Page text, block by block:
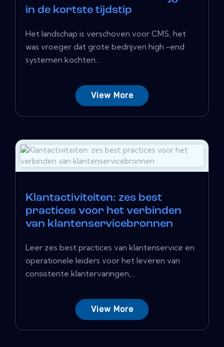
in de kortste tijdstip
Het landschap is verschoven voor CMS, het
was vroeger dat grote bedrijven high -end
systemen kochten...
View More
Klantactiviteiten: zes best
practices voor het verbinden
van klantenservicebronnen
Leer zes best practices van klantenservice en
operationele leiders voor het leveren van
consistente klantervaringen,...
View More